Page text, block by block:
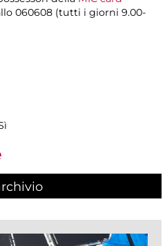
060608 (tutti i giorni 9.00-